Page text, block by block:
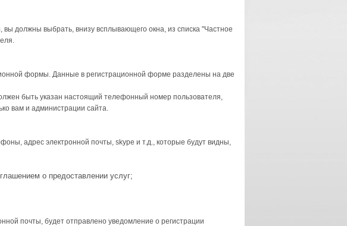
должны выбрать, внизу всплывающего окна, из списка "Частное
формы. Данные в регистрационной форме разделены на две
быть указан настоящий телефонный номер пользователя,
вам и администрации сайта.
адрес электронной почты, skype и т.д., которые будут видны,
о предоставлении услуг;
почты, будет отправлено уведомление о регистрации